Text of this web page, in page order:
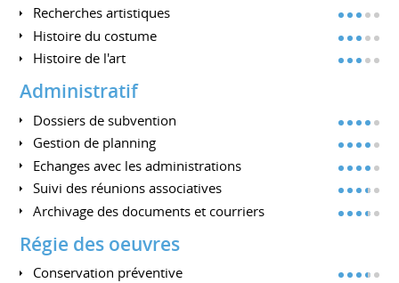
Recherches artistiques
Histoire du costume
Histoire de l'art
Administratif
Dossiers de subvention
Gestion de planning
Echanges avec les administrations
Suivi des réunions associatives
Archivage des documents et courriers
Régie des oeuvres
Conservation préventive